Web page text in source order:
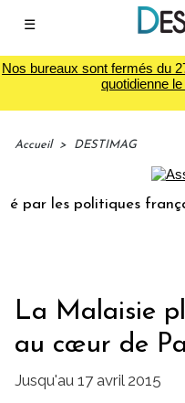
☰
Nos bureaux sont fermés du
quotidienne
Accueil > DESTIMAG
par les politiques français
La Malaisie
au cœur de
Jusqu'au 17 avril 2015